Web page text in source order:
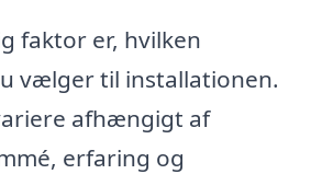
faktor er, hvilken
vælger til installationen.
afhængigt af
erfaring og